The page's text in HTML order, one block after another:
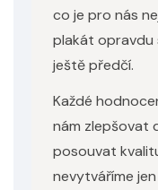
co je pro nás
plakát opravdu
ještě předčí.
Každé
nám zlepšovat
posouvat
nevytváříme